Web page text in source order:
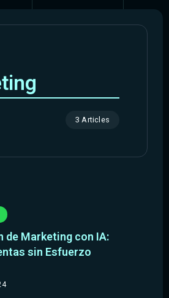
3 Articles
Marketing con IA:
sin Esfuerzo